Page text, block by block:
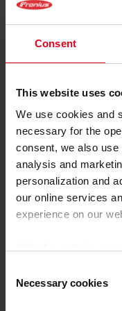
Consent
This website uses
We use cookies and
necessary for the
consent, we also
analysis and
personalization and
our online services
experience on our
providers. Third-
YouTube LLC and
Selection
Necessary cookies